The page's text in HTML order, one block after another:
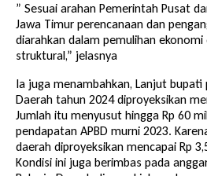
” Sesuai arahan Pemerintah Pusat
Jawa Timur perencanaan dan
diarahkan dalam pemulihan
struktural,” jelasnya
Ia juga menambahkan, Lanjut bupati
Daerah tahun 2024 diproyeksikan
Jumlah itu menyusut hingga Rp 60
pendapatan APBD murni 2023.
daerah diproyeksikan mencapai Rp
Kondisi ini juga berimbas pada